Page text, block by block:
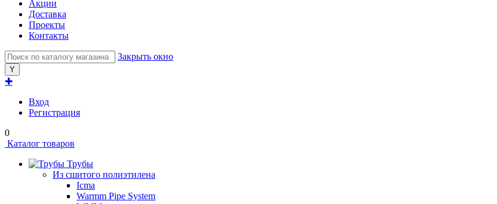
Акции
Доставка
Проекты
Контакты
Закрыть окно
✚
Вход
Регистрация
0
Каталог товаров
Трубы
Из сшитого полиэтилена
Icma
Warmm Pipe System